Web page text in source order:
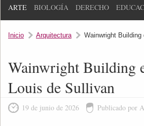
ARTE BIOLOGÍA DERECHO
Inicio Arquitectura Wainwright
Wainwright Building
Louis de Sullivan
19 de junio de 2026 Publicado por